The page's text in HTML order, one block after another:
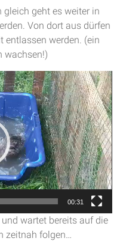
geht es weiter in
Von dort aus dürfen
entlassen werden. (ein
wachsen!)
00:31
wartet bereits auf die
zeitnah folgen…